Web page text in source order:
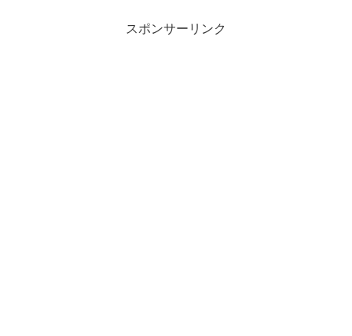
スポンサーリンク